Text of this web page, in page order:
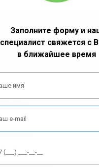
Заполните форму и
специалист свяжется с
в ближайшее время